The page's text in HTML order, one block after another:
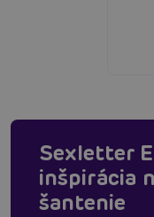
Sexletter
inšpirácia
šantenie